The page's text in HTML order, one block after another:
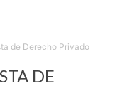
de Derecho Privado
DE